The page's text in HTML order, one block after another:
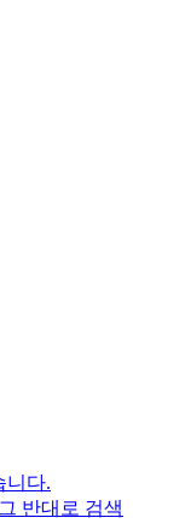
니다.
반대로 검색